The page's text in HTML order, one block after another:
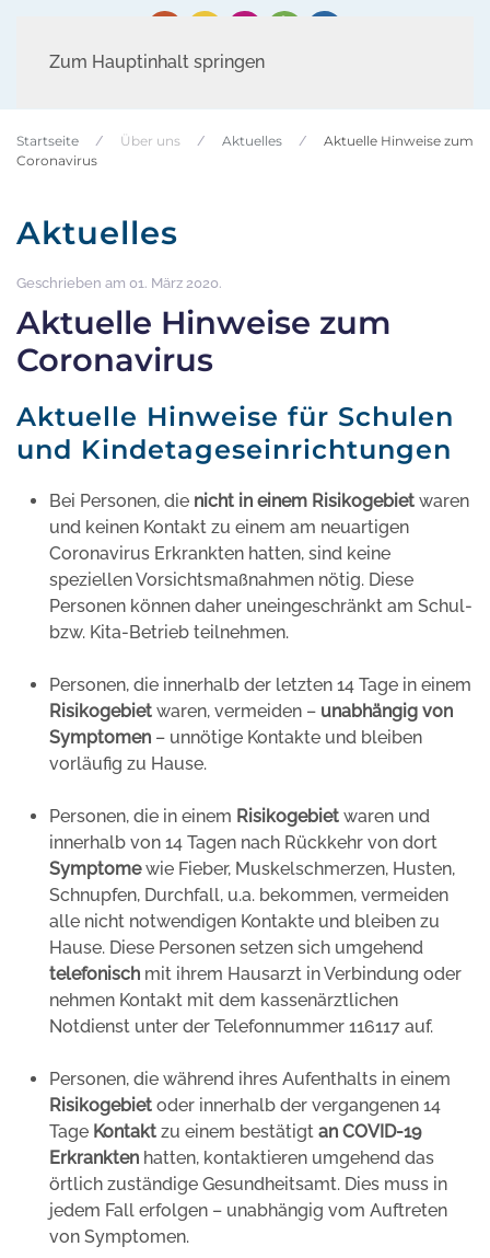
Zum Hauptinhalt springen
Startseite Über uns Aktuelles
Aktuelle Hinweise zum
Coronavirus
Aktuelles
Geschrieben am 01. März 2020.
Aktuelle Hinweise zum
Coronavirus
Aktuelle Hinweise für Schulen
und Kindetageseinrichtungen
Bei Personen, die nicht in einem Risikogebiet waren
und keinen Kontakt zu einem am neuartigen
Coronavirus Erkrankten hatten, sind keine
speziellen Vorsichtsmaßnahmen nötig. Diese
Personen können daher uneingeschränkt am Schul-
bzw. Kita-Betrieb teilnehmen.
Personen, die innerhalb der letzten 14 Tage in einem
Risikogebiet waren, vermeiden – unabhängig von
Symptomen – unnötige Kontakte und bleiben
vorläufig zu Hause.
Personen, die in einem Risikogebiet waren und
innerhalb von 14 Tagen nach Rückkehr von dort
Symptomewie Fieber, Muskelschmerzen, Husten,
Schnupfen, Durchfall, u.a. bekommen, vermeiden
alle nicht notwendigen Kontakte und bleiben zu
Hause. Diese Personen setzen sich umgehend
telefonisch mit ihrem Hausarzt in Verbindung oder
nehmen Kontakt mit dem kassenärztlichen
Notdienst unter der Telefonnummer 116117 auf.
Personen, die während ihres Aufenthalts in einem
Risikogebiet oder innerhalb der vergangenen 14
Tage Kontakt zu einem bestätigt an COVID-19
Erkrankten hatten, kontaktieren umgehend das
örtlich zuständige Gesundheitsamt. Dies muss in
jedem Fall erfolgen – unabhängig vom Auftreten
von Symptomen.